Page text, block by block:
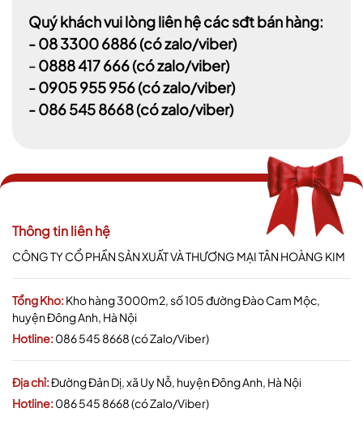
Quý khách vui lòng liên hệ các sđt bán hàng:
-08 3300 6886(có zalo/viber)
-0888 417 666(có zalo/viber)
-0905 955 956(có zalo/viber)
- 086 545 8668(có zalo/viber)
Thông tin liên hệ
CÔNG TY CỔ PHẦN SẢN XUẤT VÀ THƯƠNG MẠI TÂN HOÀNG KIM
Tổng Kho:Kho hàng 3000m2, số 105 đường Đào Cam Mộc,
huyện Đông Anh, Hà Nội
Hotline:086 545 8668 (có Zalo/Viber)
Địa chỉ:Đường Đản Dị, xã Uy Nỗ, huyện Đông Anh, Hà Nội
Hotline:086 545 8668 (có Zalo/Viber)